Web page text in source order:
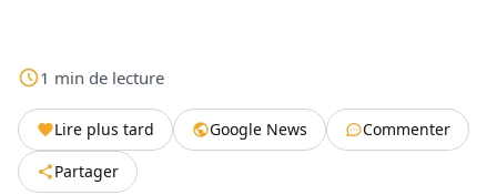
1 min de lecture
Lire plus tard Google News
Commenter
Partager